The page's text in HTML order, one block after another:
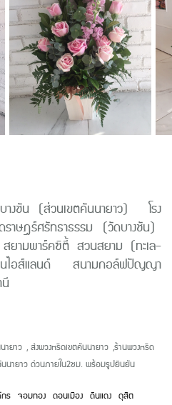
งชัน (ส่วนเขตคันนายาว) โรง
ษฎร์ศรัทธาธรรม (วัดบางชัน)
สยามพาร์คซิตี้ สวนสยาม (ทะเล-
นไอส์แลนด์ สนามกอล์ฟปัญญา
นี
ายาว ,ส่งพวงหรีดเขตคันนายาว ,ร้านพวงหรีด
นนายาว ด่วนภายใน2ชม. พร้อมรูปยืนยัน
ร จอมทอง ดอนเมือง ดินแดง ดุสิต